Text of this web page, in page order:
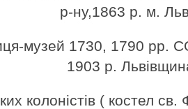
р-ну,1863 р. м.
музей 1730, 1790
1903 р.
колоністів ( костел